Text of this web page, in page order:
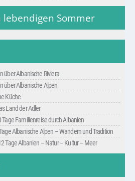
lebendigen Sommer
über Albanische Riviera
über Albanische Alpen
Küche
Land der Adler
Familienreise durch Albanien
Albanische Alpen – Wandern und Tradition
Tage Albanien – Natur – Kultur – Meer